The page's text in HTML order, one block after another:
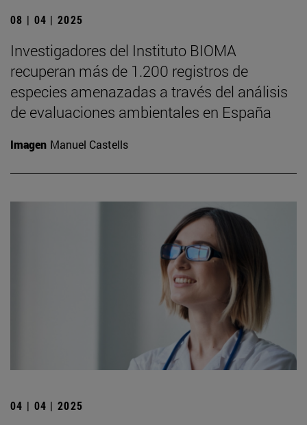
08 | 04 | 2025
Investigadores del Instituto BIOMA
recuperan más de 1.200 registros de
especies amenazadas a través del análisis
de evaluaciones ambientales en España
Imagen Manuel Castells
04 | 04 | 2025